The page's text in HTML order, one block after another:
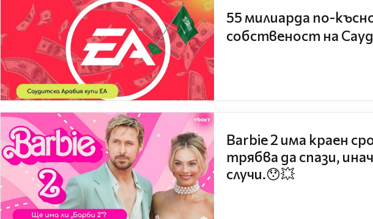
55 милиарда по-
собственост на
Barbie 2 има краен
трябва да спази,
случи.😯💥